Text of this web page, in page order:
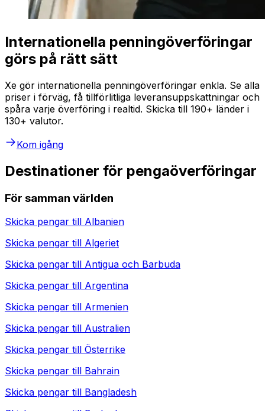
Internationella penningöverföringar
görs på rätt sätt
Xe gör internationella penningöverföringar enkla. Se alla
priser i förväg, få tillförlitliga leveransuppskattningar och
spåra varje överföring i realtid. Skicka till 190+ länder i
130+ valutor.
Kom igång
Destinationer för pengaöverföringar
För samman världen
Skicka pengar till Albanien
Skicka pengar till Algeriet
Skicka pengar till Antigua och Barbuda
Skicka pengar till Argentina
Skicka pengar till Armenien
Skicka pengar till Australien
Skicka pengar till Österrike
Skicka pengar till Bahrain
Skicka pengar till Bangladesh